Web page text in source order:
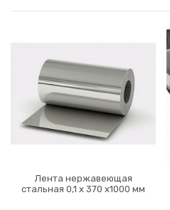
Лента нержавеющая
стальная 0,1 х 370 х1000 мм